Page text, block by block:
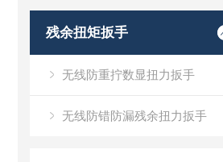
残余扭矩扳手
无线防重拧数显扭力扳手
无线防错防漏残余扭力扳手